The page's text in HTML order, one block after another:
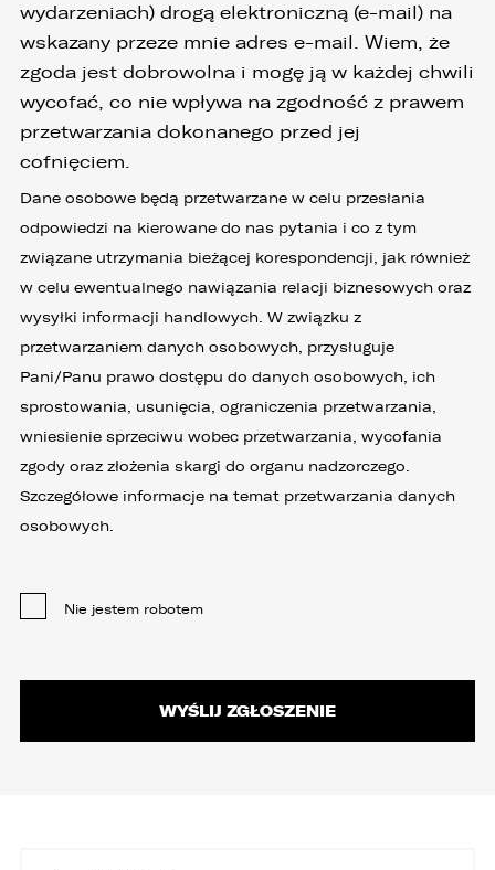
wydarzeniach) drogą elektroniczną (e-mail) na
wskazany przeze mnie adres e-mail. Wiem, że
zgoda jest dobrowolna i mogę ją w każdej chwili
wycofać, co nie wpływa na zgodność z prawem
przetwarzania dokonanego przed jej
cofnięciem.
Dane osobowe będą przetwarzane w celu przesłania
odpowiedzi na kierowane do nas pytania i co z tym
związane utrzymania bieżącej korespondencji, jak również
w celu ewentualnego nawiązania relacji biznesowych oraz
wysyłki informacji handlowych. W związku z
przetwarzaniem danych osobowych, przysługuje
Pani/Panu prawo dostępu do danych osobowych, ich
sprostowania, usunięcia, ograniczenia przetwarzania,
wniesienie sprzeciwu wobec przetwarzania, wycofania
zgody oraz złożenia skargi do organu nadzorczego.
Szczegółowe informacje na temat przetwarzania danych
osobowych.
Nie jestem robotem